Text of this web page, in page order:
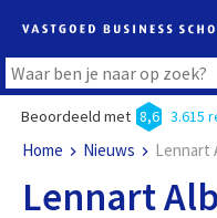
Beoordeeld met 8,6 3.615
Home Nieuws Lennart
Lennart